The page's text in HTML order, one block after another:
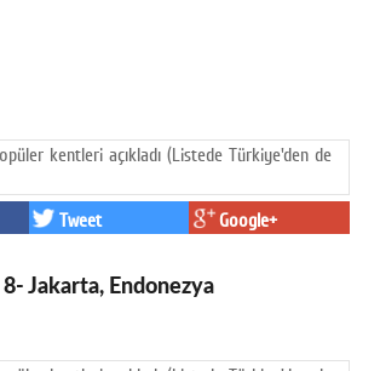
Tweet Google+
8- Jakarta, Endonezya